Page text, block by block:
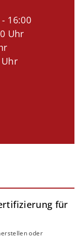
16:00
Uhr
für
oder